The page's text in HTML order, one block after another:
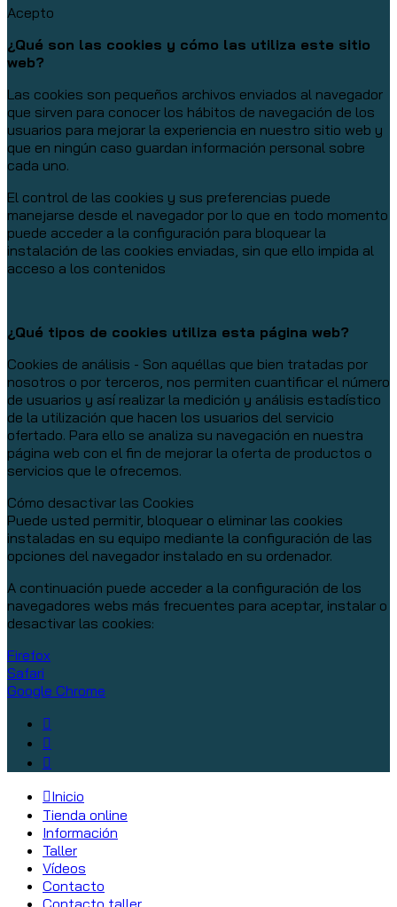
Acepto
¿Qué son las cookies y cómo las utiliza este sitio
web?
Las cookies son pequeños archivos enviados al navegador
que sirven para conocer los hábitos de navegación de los
usuarios para mejorar la experiencia en nuestro sitio web y
que en ningún caso guardan información personal sobre
cada uno.
El control de las cookies y sus preferencias puede
manejarse desde el navegador por lo que en todo momento
puede acceder a la configuración para bloquear la
instalación de las cookies enviadas, sin que ello impida al
acceso a los contenidos
¿Qué tipos de cookies utiliza esta página web?
Cookies de análisis - Son aquéllas que bien tratadas por
nosotros o por terceros, nos permiten cuantificar el número
de usuarios y así realizar la medición y análisis estadístico
de la utilización que hacen los usuarios del servicio
ofertado. Para ello se analiza su navegación en nuestra
página web con el fin de mejorar la oferta de productos o
servicios que le ofrecemos.
Cómo desactivar las Cookies
Puede usted permitir, bloquear o eliminar las cookies
instaladas en su equipo mediante la configuración de las
opciones del navegador instalado en su ordenador.
A continuación puede acceder a la configuración de los
navegadores webs más frecuentes para aceptar, instalar o
desactivar las cookies:
Firefox
Safari
Google Chrome
Inicio
Tienda online
Información
Taller
Vídeos
Contacto